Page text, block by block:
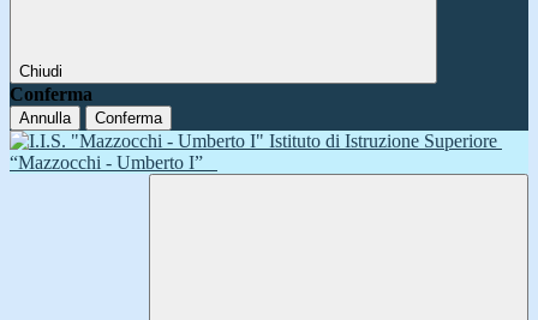
Chiudi
Conferma
Annulla Conferma
Istituto di Istruzione Superiore
“Mazzocchi - Umberto I”